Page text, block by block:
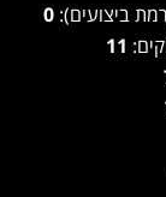
ביצועים):